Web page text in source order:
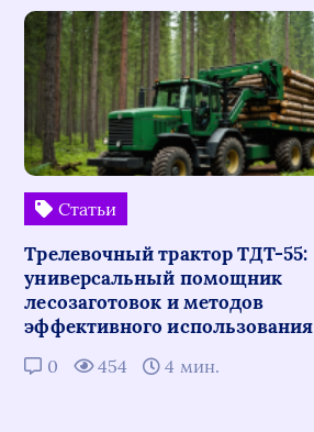
Статьи
Трелевочный трактор ТДТ-55:
универсальный помощник
лесозаготовок и методов
эффективного использования
0 454 4 мин.